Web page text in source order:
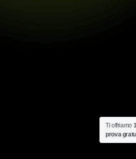
Ti offriamo
prova